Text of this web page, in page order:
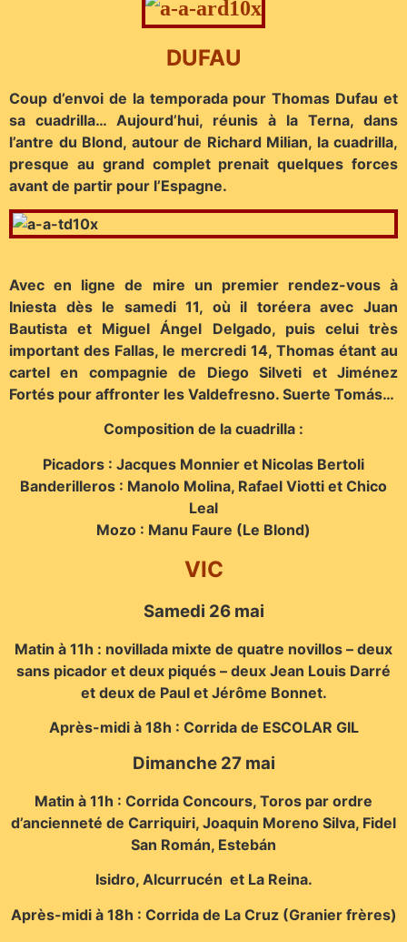
DUFAU
Coup d’envoi de la temporada pour Thomas Dufau et
sa cuadrilla… Aujourd’hui, réunis à la Terna, dans
l’antre du Blond, autour de Richard Milian, la cuadrilla,
presque au grand complet prenait quelques forces
avant de partir pour l’Espagne.
Avec en ligne de mire un premier rendez-vous à
Iniesta dès le samedi 11, où il toréera avec Juan
Bautista et Miguel Ángel Delgado, puis celui très
important des Fallas, le mercredi 14, Thomas étant au
cartel en compagnie de Diego Silveti et Jiménez
Fortés pour affronter les Valdefresno. Suerte Tomás…
Composition de la cuadrilla :
Picadors : Jacques Monnier et Nicolas Bertoli
Banderilleros : Manolo Molina, Rafael Viotti et Chico
Leal
Mozo : Manu Faure (Le Blond)
VIC
Samedi 26 mai
Matin à 11h : novillada mixte de quatre novillos – deux
sans picador et deux piqués – deux Jean Louis Darré
et deux de Paul et Jérôme Bonnet.
Après-midi à 18h : Corrida de ESCOLAR GIL
Dimanche 27 mai
Matin à 11h : Corrida Concours, Toros par ordre
d’ancienneté de Carriquiri, Joaquin Moreno Silva, Fidel
San Román, Estebán
Isidro, Alcurrucén et La Reina.
Après-midi à 18h : Corrida de La Cruz (Granier frères)